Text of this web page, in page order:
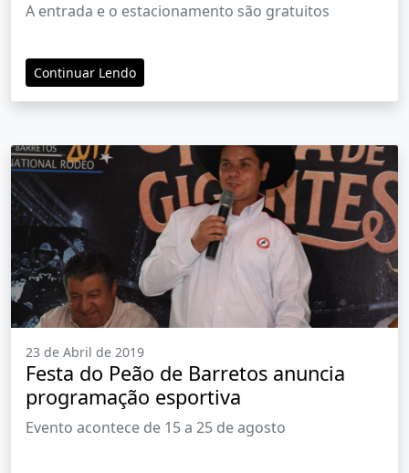
A entrada e o estacionamento são gratuitos
Continuar Lendo
23 de Abril de 2019
Festa do Peão de Barretos anuncia
programação esportiva
Evento acontece de 15 a 25 de agosto